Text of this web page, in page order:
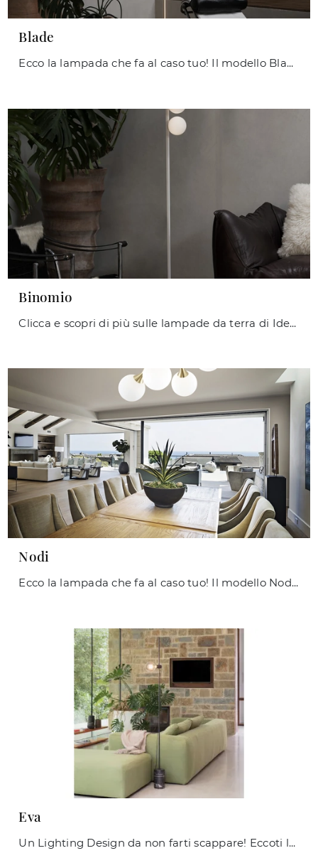
Blade
Ecco la lampada che fa al caso tuo! Il modello Blade è una tra le nostre lampade da terra di Ideal Lux.
Binomio
Clicca e scopri di più sulle lampade da terra di Ideal Lux: il modello Binomio in metallo ti aspetta!
Nodi
Ecco la lampada che fa al caso tuo! Il modello Nodi è una delle nostre lampade a soffitto di Ideal Lux.
Eva
Un Lighting Design da non farti scappare! Eccoti la lampada da terra Eva di Ideal Lux.